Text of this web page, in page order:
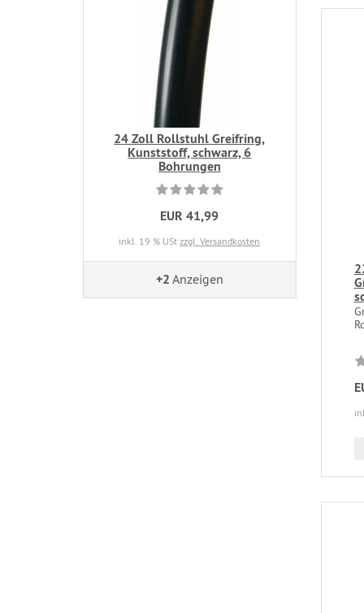
24 Zoll Rollstuhl Greifring,
Kunststoff, schwarz, 6
Bohrungen
EUR 41,99
inkl. 19 % UStzzgl. Versandkosten
+2 Anzeigen